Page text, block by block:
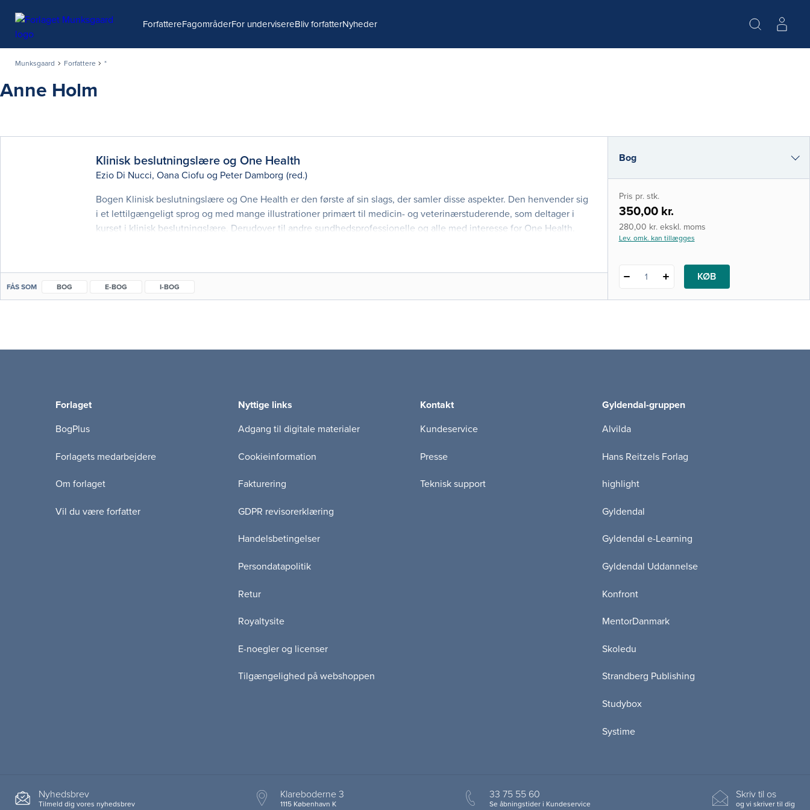
ForfattereFagområderFor undervisereBliv forfatterNyheder
Munksgaard Forfattere *
Anne Holm
Klinisk beslutningslære og One Health
Ezio Di Nucci, Oana Ciofu og Peter Damborg (red.)
Bogen Klinisk beslutningslære og One Health er den første af sin slags, der samler disse aspekter. Den henvender sig
i et lettilgængeligt sprog og med mange illustrationer primært til medicin- og veterinærstuderende, som deltager i
kurset i klinisk beslutningslære. Derudover til andre sundhedsprofessionelle og alle med interesse for One Health.
FÅS SOM BOG E-BOG I-BOG
Bog
e-bog
i-bog
Pris pr. stk.
350,00 kr.
280,00 kr. ekskl. moms
Lev. omk. kan tillægges
1 KØB
Forlaget
BogPlus
Forlagets medarbejdere
Om forlaget
Vil du være forfatter
Nyttige links
Adgang til digitale materialer
Cookieinformation
Fakturering
GDPR revisorerklæring
Handelsbetingelser
Persondatapolitik
Retur
Royaltysite
E-noegler og licenser
Tilgængelighed på webshoppen
Kontakt
Kundeservice
Presse
Teknisk support
Gyldendal-gruppen
Alvilda
Hans Reitzels Forlag
highlight
Gyldendal
Gyldendal e-Learning
Gyldendal Uddannelse
Konfront
MentorDanmark
Skoledu
Strandberg Publishing
Studybox
Systime
Nyhedsbrev
Tilmeld dig vores nyhedsbrev
Klareboderne 3
1115 København K
33 75 55 60
Se åbningstider i Kundeservice
Skriv til os
og vi skriver til dig